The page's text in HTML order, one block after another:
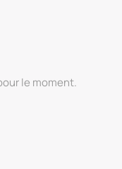
le moment.